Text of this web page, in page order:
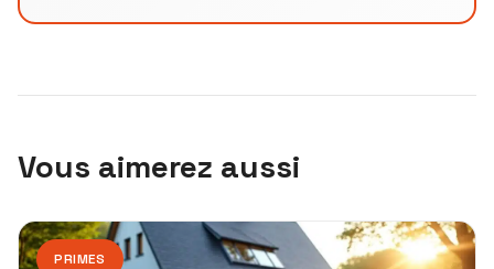
Vous aimerez aussi
PRIMES